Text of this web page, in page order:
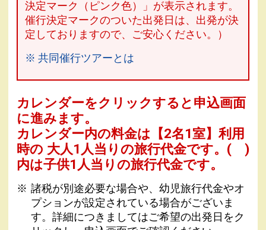
決定マーク（ピンク色）」が表示されます。
催行決定マークのついた出発日は、出発が決
定しておりますので、ご安心ください。）
※ 共同催行ツアーとは
カレンダーをクリックすると申込画面
に進みます。
カレンダー内の料金は 【2名1室】利用
時の 大人1人当りの旅行代金です。 ( )
内は子供1人当りの旅行代金です。
諸税が別途必要な場合や、幼児旅行代金やオ
プションが設定されている場合がございま
す。詳細につきましてはご希望の出発日をク